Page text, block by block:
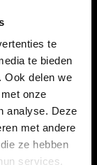
te
te bieden
Ook delen we
onze
analyse. Deze
met andere
ze hebben
services.